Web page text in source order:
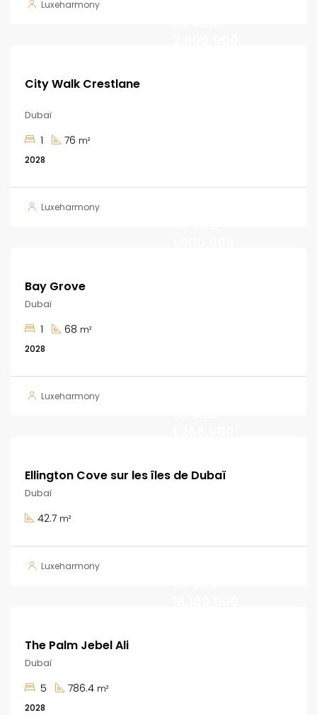
Luxeharmony
City Walk Crestlane
Dubaï
1 76 m²
2028
Luxeharmony
Bay Grove
Dubaï
1 68 m²
2028
Luxeharmony
Ellington Cove sur les îles de Dubaï
Dubaï
42.7 m²
Luxeharmony
The Palm Jebel Ali
Dubaï
5 786.4 m²
2028